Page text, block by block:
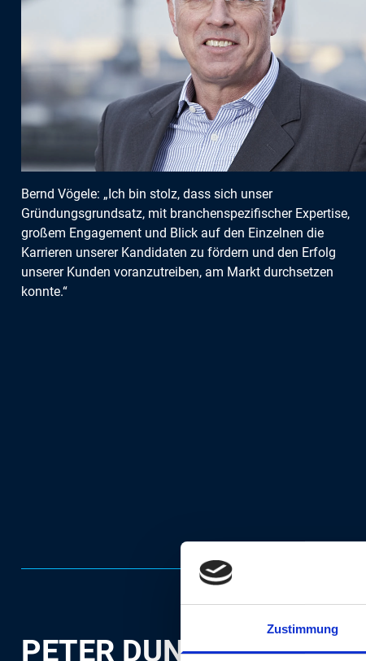
Zustimmung
Bernd Vögele: „Ich bin stolz, dass sich unser
Gründungsgrundsatz, mit branchenspezifischer Expertise,
großem Engagement und Blick auf den Einzelnen die
Karrieren unserer Kandidaten zu fördern und den Erfolg
unserer Kunden voranzutreiben, am Markt durchsetzen
konnte.“
PETER DUNKEL